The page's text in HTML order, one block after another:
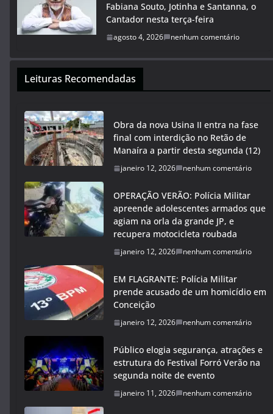
Fabiana Souto, Jotinha e Santanna, o
Cantador nesta terça-feira
agosto 4, 2026 nenhum comentário
Leituras Recomendadas
Obra da nova Usina II entra na fase
final com interdição no Retão de
Manaíra a partir desta segunda (12)
janeiro 12, 2026 nenhum comentário
OPERAÇÃO VERÃO: Polícia Militar
apreende adolescentes armados que
agiam na orla da grande JP, e
recupera motocicleta roubada
janeiro 12, 2026 nenhum comentário
EM FLAGRANTE: Polícia Militar
prende acusado de um homicídio em
Conceição
janeiro 12, 2026 nenhum comentário
Público elogia segurança, atrações e
estrutura do Festival Forró Verão na
segunda noite de evento
janeiro 11, 2026 nenhum comentário